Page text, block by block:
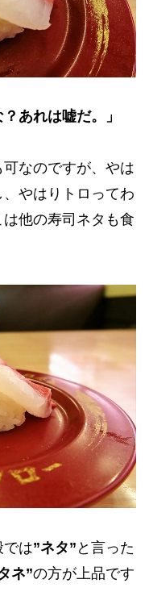
あれは嘘だ。」
なのですが、やは
やはりトロってわ
他の寿司ネタも食
では”ネタ” と言った
ネ”の方が上品です